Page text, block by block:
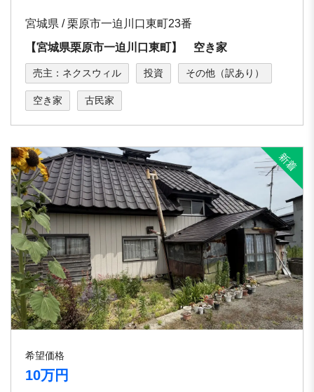
宮城県 / 栗原市一迫川口東町23番
【宮城県栗原市一迫川口東町】 空き家
売主：ネクスウィル 投資 その他（訳あり）
空き家 古民家
希望価格
10万円